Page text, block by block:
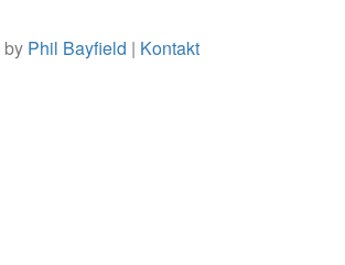
by Phil Bayfield | Kontakt